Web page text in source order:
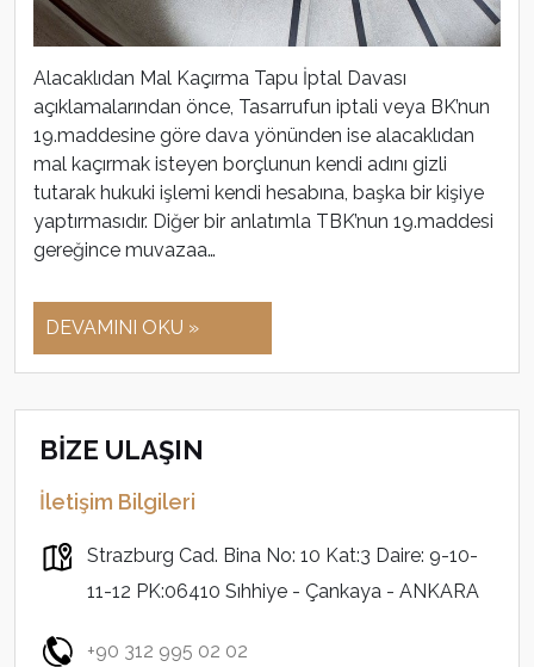
Alacaklıdan Mal Kaçırma Tapu İptal Davası
açıklamalarından önce, Tasarrufun iptali veya BK’nun
19.maddesine göre dava yönünden ise alacaklıdan
mal kaçırmak isteyen borçlunun kendi adını gizli
tutarak hukuki işlemi kendi hesabına, başka bir kişiye
yaptırmasıdır. Diğer bir anlatımla TBK’nun 19.maddesi
gereğince muvazaa…
DEVAMINI OKU »
BİZE ULAŞIN
İletişim Bilgileri
Strazburg Cad. Bina No: 10 Kat:3 Daire: 9-10-
11-12 PK:06410 Sıhhiye - Çankaya - ANKARA
+90 312 995 02 02